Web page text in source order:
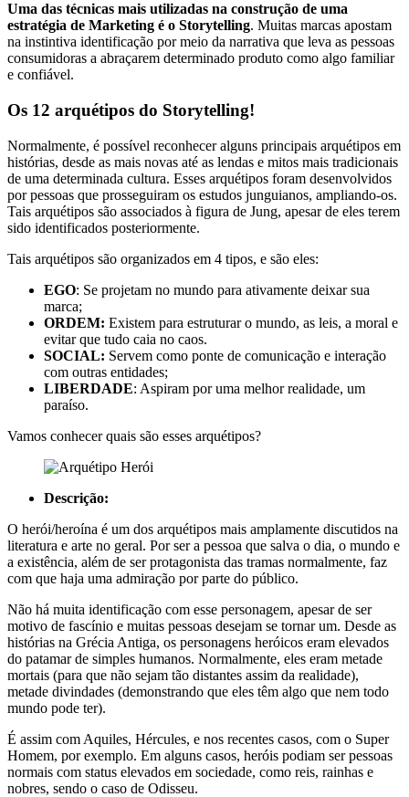
Uma das técnicas mais utilizadas na construção de uma
estratégia de Marketing é o Storytelling. Muitas marcas apostam
na instintiva identificação por meio da narrativa que leva as pessoas
consumidoras a abraçarem determinado produto como algo familiar
e confiável.
Os 12 arquétipos do Storytelling!
Normalmente, é possível reconhecer alguns principais arquétipos em
histórias, desde as mais novas até as lendas e mitos mais tradicionais
de uma determinada cultura. Esses arquétipos foram desenvolvidos
por pessoas que prosseguiram os estudos junguianos, ampliando-os.
Tais arquétipos são associados à figura de Jung, apesar de eles terem
sido identificados posteriormente.
Tais arquétipos são organizados em 4 tipos, e são eles:
EGO: Se projetam no mundo para ativamente deixar sua
marca;
ORDEM: Existem para estruturar o mundo, as leis, a moral e
evitar que tudo caia no caos.
SOCIAL: Servem como ponte de comunicação e interação
com outras entidades;
LIBERDADE: Aspiram por uma melhor realidade, um
paraíso.
Vamos conhecer quais são esses arquétipos?
Descrição:
O herói/heroína é um dos arquétipos mais amplamente discutidos na
literatura e arte no geral. Por ser a pessoa que salva o dia, o mundo e
a existência, além de ser protagonista das tramas normalmente, faz
com que haja uma admiração por parte do público.
Não há muita identificação com esse personagem, apesar de ser
motivo de fascínio e muitas pessoas desejam se tornar um. Desde as
histórias na Grécia Antiga, os personagens heróicos eram elevados
do patamar de simples humanos. Normalmente, eles eram metade
mortais (para que não sejam tão distantes assim da realidade),
metade divindades (demonstrando que eles têm algo que nem todo
mundo pode ter).
É assim com Aquiles, Hércules, e nos recentes casos, com o Super
Homem, por exemplo. Em alguns casos, heróis podiam ser pessoas
normais com status elevados em sociedade, como reis, rainhas e
nobres, sendo o caso de Odisseu.